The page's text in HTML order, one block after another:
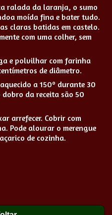
ralada da laranja, o sumo
moída fina e bater tudo.
claras batidas em castelo.
com uma colher, sem
e polvilhar com farinha
de diâmetro.
a 150º durante 30
da receita são 50
arrefecer. Cobrir com
Pode alourar o merengue
de cozinha.